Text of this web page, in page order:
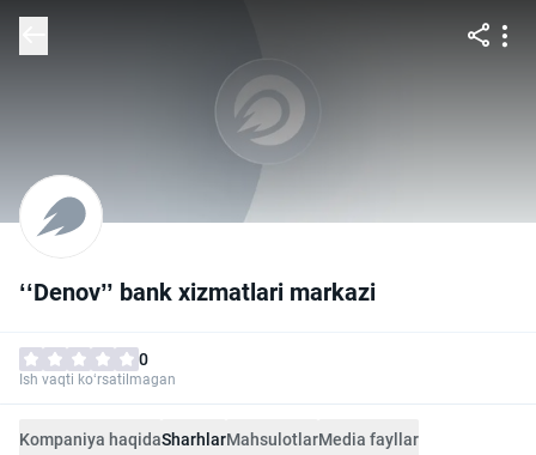
ʻʻDenov’’ bank xizmatlari markazi
0
Ish vaqti ko‘rsatilmagan
Kompaniya haqidaSharhlarMahsulotlarMedia fayllar